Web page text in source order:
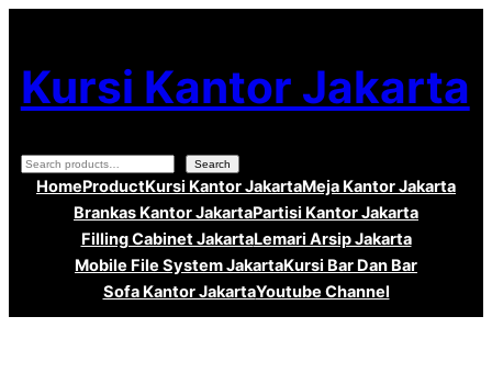
ke
konten
Kursi Kantor Jakarta
Search Search
HomeProductKursi Kantor JakartaMeja Kantor Jakarta
Brankas Kantor JakartaPartisi Kantor Jakarta
Filling Cabinet JakartaLemari Arsip Jakarta
Mobile File System JakartaKursi Bar Dan Bar
Sofa Kantor JakartaYoutube Channel